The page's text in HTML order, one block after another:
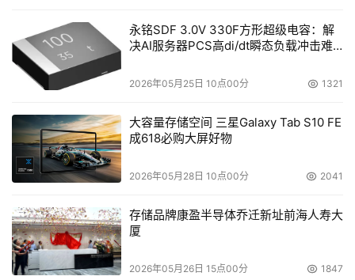
永铭SDF 3.0V 330F方形超级电容：解
决AI服务器PCS高di/dt瞬态负载冲击难
2026年05月25日 10点00分 1321
大容量存储空间 三星Galaxy Tab S10 FE
成618必购大屏好物
2026年05月28日 10点00分 2041
存储品牌康盈半导体乔迁新址前海人寿大
厦
2026年05月26日 15点00分 1847